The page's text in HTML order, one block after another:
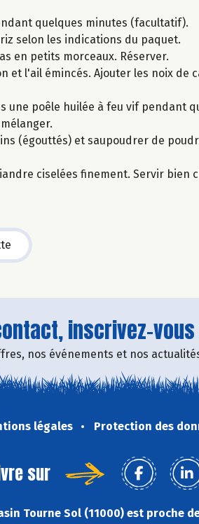
quelques minutes (facultatif).
selon les indications du paquet.
en petits morceaux. Réserver.
et l'ail émincés. Ajouter les noix de
poêle huilée à feu vif pendant
(égouttés) et saupoudrer de
ciselées finement. Servir bien
inscrivez-
nos événements et nos
légales Protection des
sur
Tourne Sol (11000) est proche